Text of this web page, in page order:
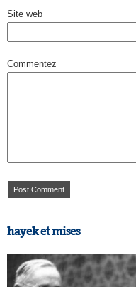
Site web
Commentez
hayek et mises